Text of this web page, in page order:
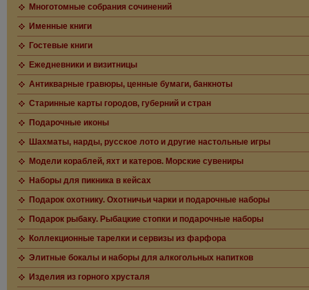
Многотомные собрания сочинений
Именные книги
Гостевые книги
Ежедневники и визитницы
Антикварные гравюры, ценные бумаги, банкноты
Старинные карты городов, губерний и стран
Подарочные иконы
Шахматы, нарды, русское лото и другие настольные игры
Модели кораблей, яхт и катеров. Морские сувениры
Наборы для пикника в кейсах
Подарок охотнику. Охотничьи чарки и подарочные наборы
Подарок рыбаку. Рыбацкие стопки и подарочные наборы
Коллекционные тарелки и сервизы из фарфора
Элитные бокалы и наборы для алкогольных напитков
Изделия из горного хрусталя